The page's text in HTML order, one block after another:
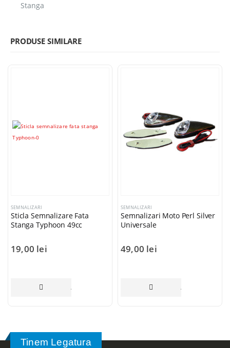
Stanga
PRODUSE SIMILARE
SEMNALIZARI
Sticla Semnalizare Fata
Stanga Typhoon 49cc
19,00 lei
ADAUGĂ ÎN COȘ
SEMNALIZARI
Semnalizari Moto Perl Silver
Universale
49,00 lei
ADAUGĂ ÎN COȘ
Tinem Legatura